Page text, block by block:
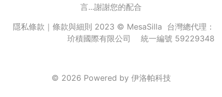
言...謝謝您的配合
隱私條款 ｜ 條款與細則 2023 © MesaSilla 台灣總代理：
玠積國際有限公司 統一編號 59229348
© 2026 Powered by 伊洛帕科技